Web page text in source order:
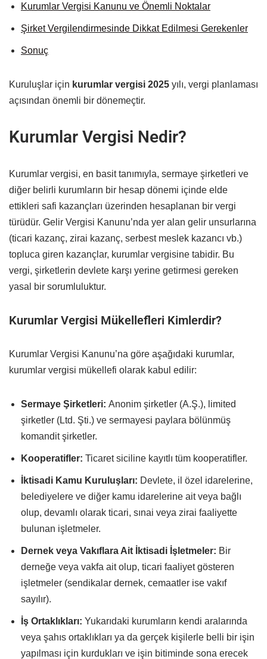
Kurumlar Vergisi Kanunu ve Önemli Noktalar
Şirket Vergilendirmesinde Dikkat Edilmesi Gerekenler
Sonuç
Kuruluşlar için kurumlar vergisi 2025 yılı, vergi planlaması
açısından önemli bir dönemeçtir.
Kurumlar Vergisi Nedir?
Kurumlar vergisi, en basit tanımıyla, sermaye şirketleri ve
diğer belirli kurumların bir hesap dönemi içinde elde
ettikleri safi kazançları üzerinden hesaplanan bir vergi
türüdür. Gelir Vergisi Kanunu’nda yer alan gelir unsurlarına
(ticari kazanç, zirai kazanç, serbest meslek kazancı vb.)
topluca giren kazançlar, kurumlar vergisine tabidir. Bu
vergi, şirketlerin devlete karşı yerine getirmesi gereken
yasal bir sorumluluktur.
Kurumlar Vergisi Mükellefleri Kimlerdir?
Kurumlar Vergisi Kanunu’na göre aşağıdaki kurumlar,
kurumlar vergisi mükellefi olarak kabul edilir:
Sermaye Şirketleri: Anonim şirketler (A.Ş.), limited
şirketler (Ltd. Şti.) ve sermayesi paylara bölünmüş
komandit şirketler.
Kooperatifler: Ticaret siciline kayıtlı tüm kooperatifler.
İktisadi Kamu Kuruluşları: Devlete, il özel idarelerine,
belediyelere ve diğer kamu idarelerine ait veya bağlı
olup, devamlı olarak ticari, sınai veya zirai faaliyette
bulunan işletmeler.
Dernek veya Vakıflara Ait İktisadi İşletmeler: Bir
derneğe veya vakfa ait olup, ticari faaliyet gösteren
işletmeler (sendikalar dernek, cemaatler ise vakıf
sayılır).
İş Ortaklıkları: Yukarıdaki kurumların kendi aralarında
veya şahıs ortaklıkları ya da gerçek kişilerle belli bir işin
yapılması için kurdukları ve işin bitiminde sona erecek